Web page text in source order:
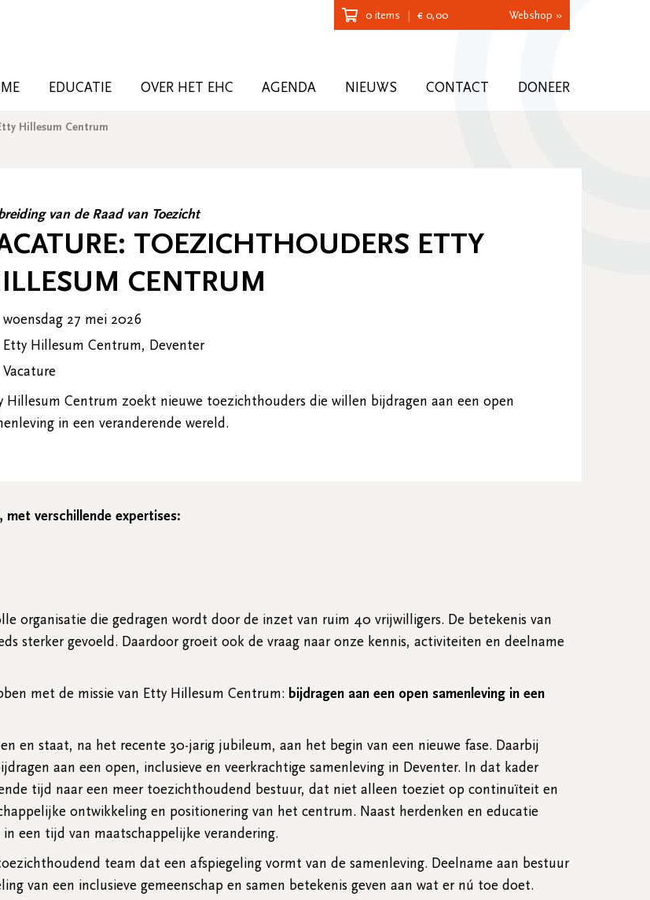
0 items € 0,00 Webshop »
EDUCATIE OVER HET EHC AGENDA NIEUWS CONTACT DONEER
Hillesum Centrum
van de Raad van Toezicht
TOEZICHTHOUDERS ETTY
CENTRUM
woensdag 27 mei 2026
Etty Hillesum Centrum, Deventer
Vacature
Hillesum Centrum zoekt nieuwe toezichthouders die willen bijdragen aan een open
in een veranderende wereld.
verschillende expertises:
organisatie die gedragen wordt door de inzet van ruim 40 vrijwilligers. De betekenis van
sterker gevoeld. Daardoor groeit ook de vraag naar onze kennis, activiteiten en deelname
met de missie van Etty Hillesum Centrum: bijdragen aan een open samenleving in een
en staat, na het recente 30-jarig jubileum, aan het begin van een nieuwe fase. Daarbij
aan een open, inclusieve en veerkrachtige samenleving in Deventer. In dat kader
tijd naar een meer toezichthoudend bestuur, dat niet alleen toeziet op continuïteit en
ontwikkeling en positionering van het centrum. Naast herdenken en educatie
een tijd van maatschappelijke verandering.
team dat een afspiegeling vormt van de samenleving. Deelname aan bestuur
van een inclusieve gemeenschap en samen betekenis geven aan wat er nú toe doet.